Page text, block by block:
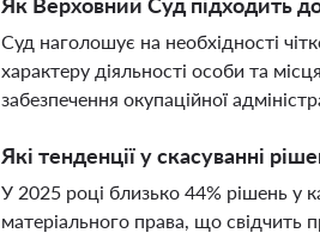
Суд наголошує на необхідності
характеру діяльності особи та
забезпечення окупаційної
Які тенденції у скасуванні
У 2025 році близько 44% рішень у
матеріального права, що свідчить